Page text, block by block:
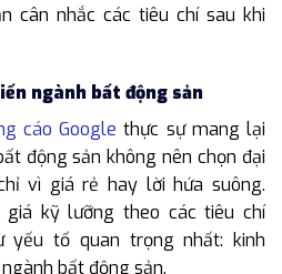
cân nhắc các tiêu chí sau khi
ngành bất động sản
cáo Google thực sự mang lại
động sản không nên chọn đại
vì giá rẻ hay lời hứa suông.
giá kỹ lưỡng theo các tiêu chí
yếu tố quan trọng nhất: kinh
bất động sản.